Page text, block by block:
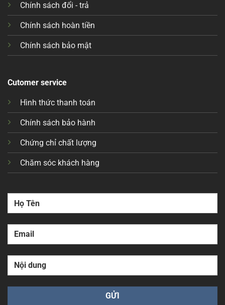
Chính sách đổi - trả
Chính sách hoàn tiền
Chính sách bảo mật
Cutomer service
Hình thức thanh toán
Chính sách bảo hành
Chứng chỉ chất lượng
Chăm sóc khách hàng